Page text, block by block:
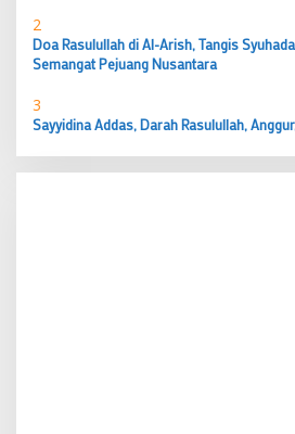
2
Doa Rasulullah di Al-Arish, Tangis
Semangat Pejuang Nusantara
3
Sayyidina Addas, Darah Rasulullah,